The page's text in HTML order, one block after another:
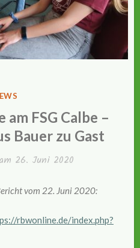
am FSG Calbe –
Bauer zu Gast
26. Juni 2020
vom 22. Juni 2020:
rbwonline.de/index.php?